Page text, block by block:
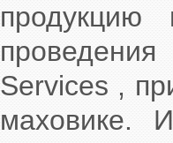
Services ,
маховике.